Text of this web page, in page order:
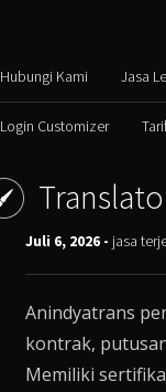
Hubungi Kami Jasa
Login Customizer
Juli 6, 2026 - jasa
Anindyatrans
kontrak,
Memiliki